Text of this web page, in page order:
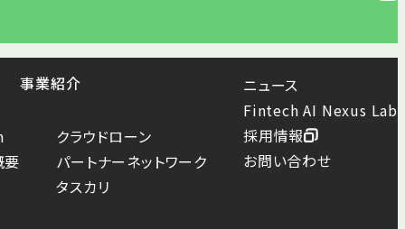
要
事業紹介
クラウドローン
パートナーネットワーク
タスカリ
ニュース
Fintech AI Nexus Lab
採用情報
お問い合わせ